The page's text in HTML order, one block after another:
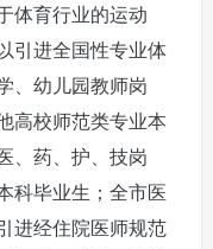
体育行业的运动
引进全国性专业体
、幼儿园教师岗
高校师范类专业本
、药、护、技岗
科毕业生；全市医
进经住院医师规范